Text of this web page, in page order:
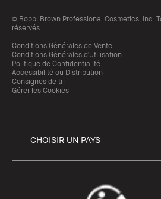
© Bobbi Brown Professional Cosmetics, Inc.
réservés.
Conditions Générales de Vente
Conditions Générales d'Utilisation
Politique de Confidentialité
Accessibilité ou Distribution
Consignes de tri
Gérer les Cookies